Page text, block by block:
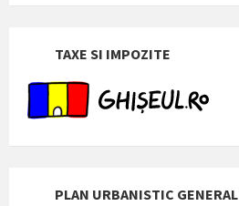
TAXE SI IMPOZITE
PLAN URBANISTIC GENERAL